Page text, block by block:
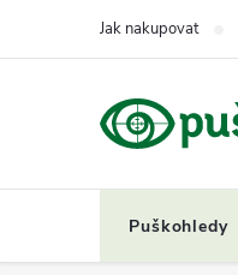
Jak nakupovat
Puškohledy